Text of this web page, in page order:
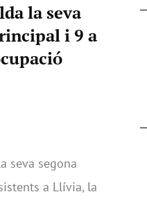
la seva
i 9 a
seva segona
a Llívia, la